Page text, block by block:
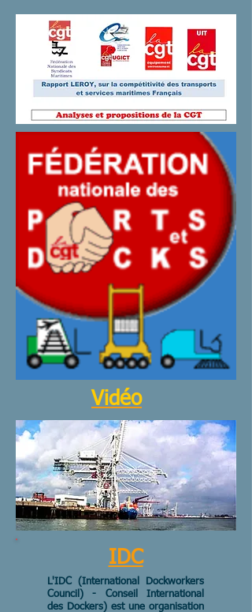
Vidéo
IDC
L'IDC (International Dockworkers
Council) - Conseil International
des Dockers) est une organisation